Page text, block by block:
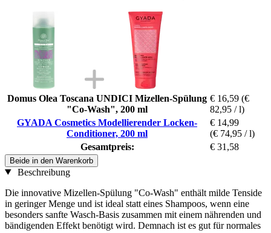
Domus Olea Toscana UNDICI Mizellen-Spülung
"Co-Wash", 200 ml
€ 16,59 (€
82,95 / l)
GYADA Cosmetics Modellierender Locken-
Conditioner, 200 ml
€ 14,99
(€ 74,95 / l)
Gesamtpreis:
€ 31,58
Beide in den Warenkorb
Beschreibung
Die innovative Mizellen-Spülung "Co-Wash" enthält milde Tenside
in geringer Menge und ist ideal statt eines Shampoos, wenn eine
besonders sanfte Wasch-Basis zusammen mit einem nährenden und
bändigenden Effekt benötigt wird. Demnach ist es gut für normales